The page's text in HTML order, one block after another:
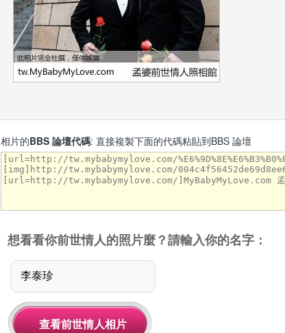
相片的BBS 論壇代碼: 直接複製下面的代碼粘貼到BBS 論壇
想看看你前世情人的照片麼？請輸入你的名字：